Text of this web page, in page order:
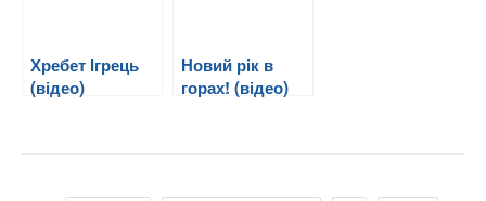
Хребет Ігрець
(відео)
Новий рік в
горах! (відео)